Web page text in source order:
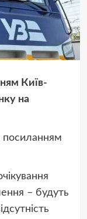
Київ-
на
посиланням
– будуть